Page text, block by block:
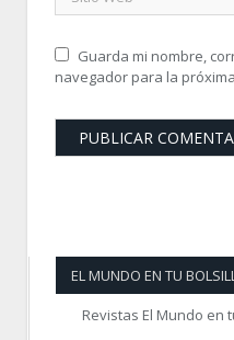
Guarda mi nombre,
navegador para la
EL MUNDO EN TU
Revistas El Mundo en